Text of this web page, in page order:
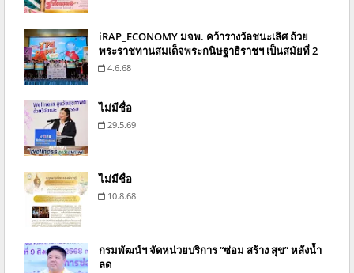
iRAP_ECONOMY มจพ. คว้ารางวัลชนะเลิศ ถ้วย
พระราชทานสมเด็จพระกนิษฐาธิราชฯ เป็นสมัยที่ 2
4.6.68
ไม่มีชื่อ
29.5.69
ไม่มีชื่อ
10.8.68
กรมพัฒน์ฯ จัดหน่วยบริการ “ซ่อม สร้าง สุข” หลังน้ำ
ลด